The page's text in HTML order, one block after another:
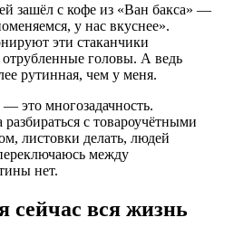
зашёл с кофе из «Ван бакса» —
у нас вкуснее».
эти стаканчики
отрубленные головы. А ведь
рутинная, чем у меня.
это многозадачность.
с товароучётными
листовки делать, людей
между
нет.
сейчас вся жизнь